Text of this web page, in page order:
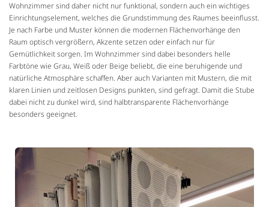
Wohnzimmer sind daher nicht nur funktional, sondern auch ein wichtiges
Einrichtungselement, welches die Grundstimmung des Raumes beeinflusst.
Je nach Farbe und Muster können die modernen Flächenvorhänge den
Raum optisch vergrößern, Akzente setzen oder einfach nur für
Gemütlichkeit sorgen. Im Wohnzimmer sind dabei besonders helle
Farbtöne wie Grau, Weiß oder Beige beliebt, die eine beruhigende und
natürliche Atmosphäre schaffen. Aber auch Varianten mit Mustern, die mit
klaren Linien und zeitlosen Designs punkten, sind gefragt. Damit die Stube
dabei nicht zu dunkel wird, sind halbtransparente Flächenvorhänge
besonders geeignet.